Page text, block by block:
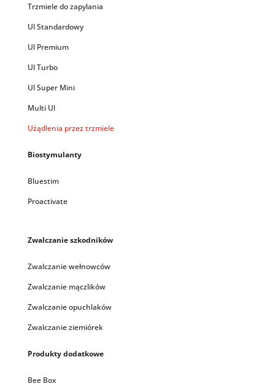
Trzmiele do zapylania
Ul Standardowy
Ul Premium
Ul Turbo
Ul Super Mini
Multi Ul
Użądlenia przez trzmiele
Biostymulanty
Bluestim
Proactivate
Zwalczanie szkodników
Zwalczanie wełnowców
Zwalczanie mączlików
Zwalczanie opuchlaków
Zwalczanie ziemiórek
Produkty dodatkowe
Bee Box